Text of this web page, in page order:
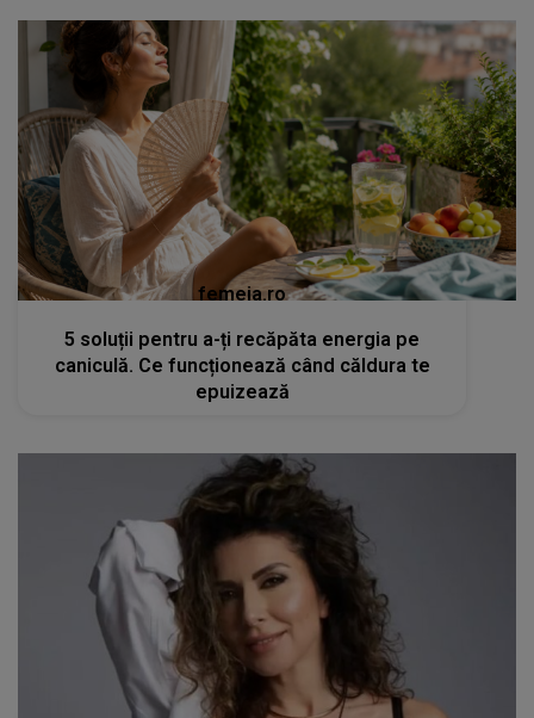
femeia.ro
5 soluții pentru a-ți recăpăta energia pe
caniculă. Ce funcționează când căldura te
epuizează